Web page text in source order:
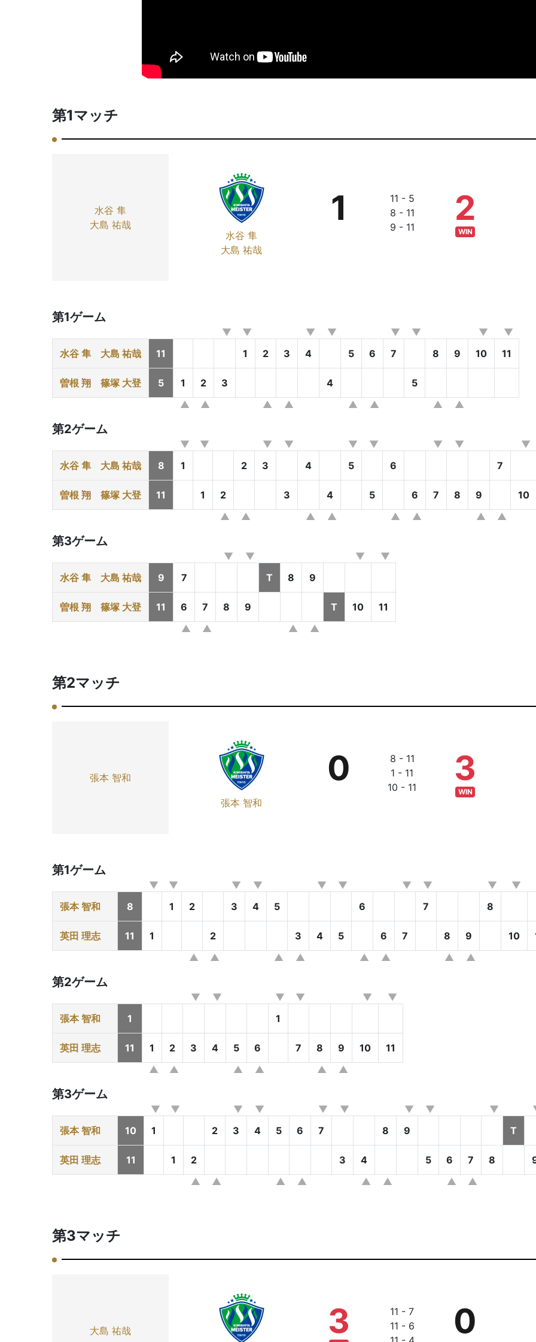
第1マッチ
水谷 隼
大島 祐哉
水谷 隼
大島 祐哉
1
11 - 5
8 - 11
9 - 11
2
WIN
第1ゲーム
水谷 隼 大島 祐哉 11 1 2 3 4 5 6 7 8 9 10 11
曽根 翔 篠塚 大登 5 1 2 3 4 5
第2ゲーム
水谷 隼 大島 祐哉 8 1 2 3 4 5 6 7
曽根 翔 篠塚 大登 11 1 2 3 4 5 6 7 8 9 10
第3ゲーム
水谷 隼 大島 祐哉 9 7 T 8 9
曽根 翔 篠塚 大登 11 6 7 8 9 T 10 11
第2マッチ
張本 智和
張本 智和
0
8 - 11
1 - 11
10 - 11
3
WIN
第1ゲーム
張本 智和 8 1 2 3 4 5 6 7 8
英田 理志 11 1 2 3 4 5 6 7 8 9 10
第2ゲーム
張本 智和 1 1
英田 理志 11 1 2 3 4 5 6 7 8 9 10 11
第3ゲーム
張本 智和 10 1 2 3 4 5 6 7 8 9 T
英田 理志 11 1 2 3 4 5 6 7 8
第3マッチ
大島 祐哉 3
11 - 7
11 - 6
0